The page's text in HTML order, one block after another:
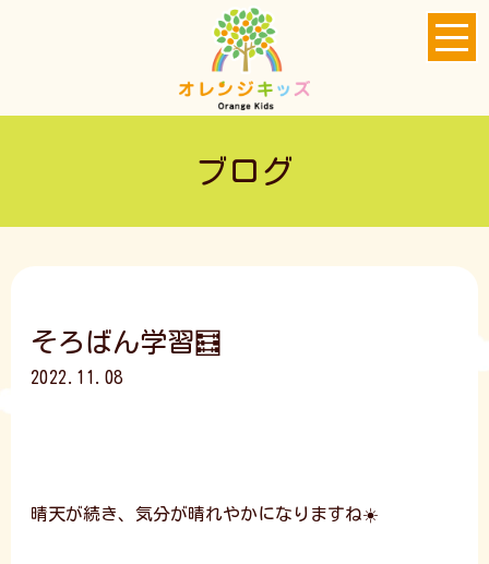
ブログ
そろばん学習🧮
2022.11.08
晴天が続き、気分が晴れやかになりますね☀️